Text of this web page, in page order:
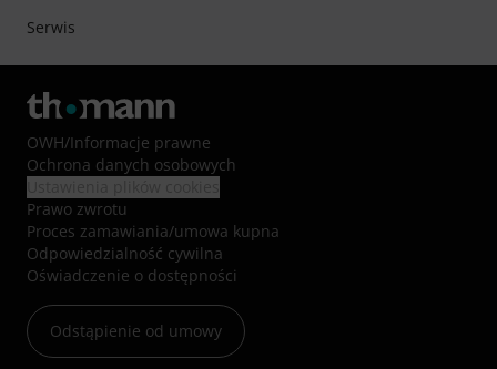
Serwis
OWH/Informacje prawne
Ochrona danych osobowych
Prawo zwrotu
Proces zamawiania/umowa kupna
Odpowiedzialność cywilna
Oświadczenie o dostępności
Odstąpienie od umowy